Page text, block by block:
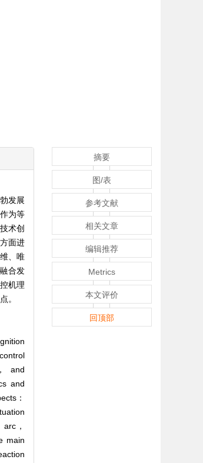
发展
为等
术创
面进
、唯
合发
机理
。
and
and
：
，
main
摘要
图/表
参考文献
相关文章
编辑推荐
Metrics
本文评价
回顶部